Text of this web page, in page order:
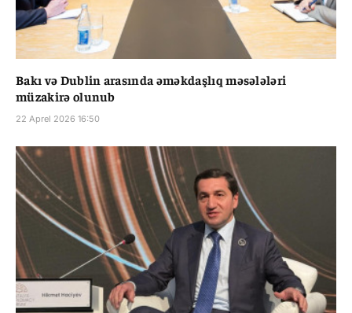
Bakı və Dublin arasında əməkdaşlıq məsələləri
müzakirə olunub
22 Aprel 2026 16:50